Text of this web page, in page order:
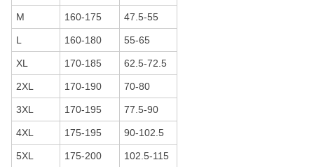
M 160-175 47.5-55
L 160-180 55-65
XL 170-185 62.5-72.5
2XL 170-190 70-80
3XL 170-195 77.5-90
4XL 175-195 90-102.5
5XL 175-200 102.5-115